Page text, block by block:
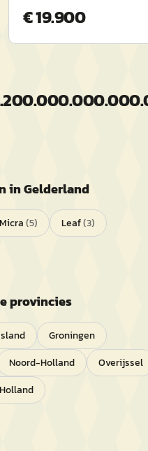
€ 19.900
inGelderland
Micra(5) Leaf(3)
provincies
Groningen
Noord-Holland
Overijssel